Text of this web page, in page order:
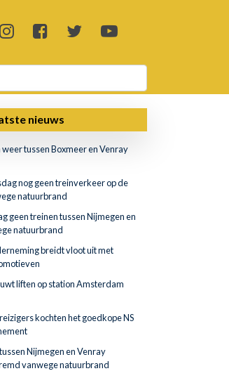
nieuws
tussen Boxmeer en Venray
nog geen treinverkeer op de
natuurbrand
geen treinen tussen Nijmegen en
natuurbrand
breidt vloot uit met
liften op station Amsterdam
kochten het goedkope NS
Nijmegen en Venray
vanwege natuurbrand